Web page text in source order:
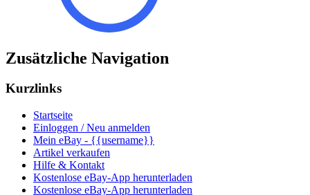
Zusätzliche Navigation
Kurzlinks
Startseite
Einloggen / Neu anmelden
Mein eBay - {{username}}
Artikel verkaufen
Hilfe & Kontakt
Kostenlose eBay-App herunterladen
Kostenlose eBay-App herunterladen